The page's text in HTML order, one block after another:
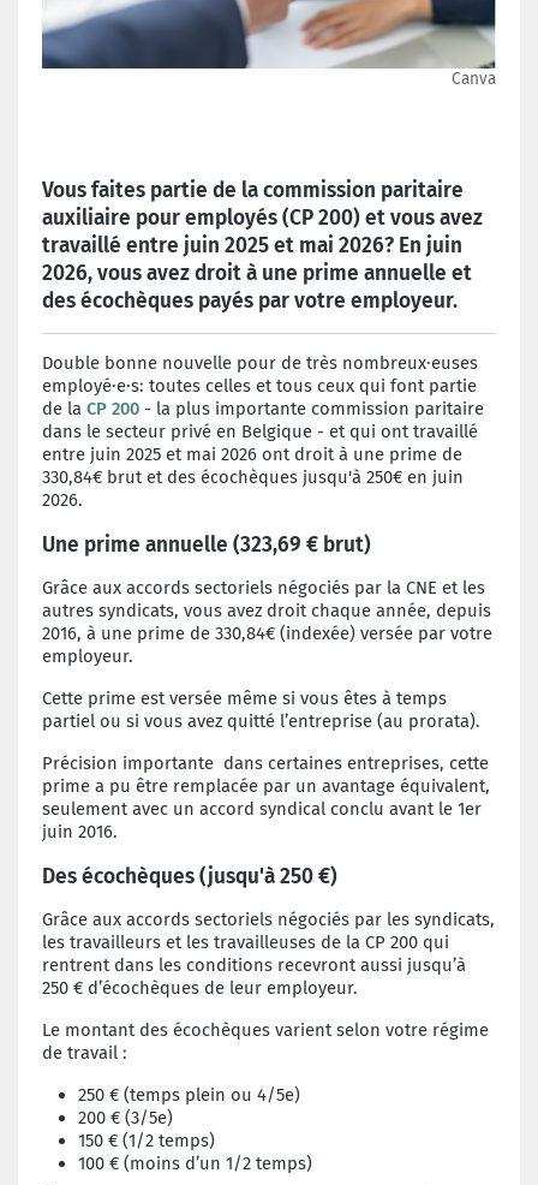
Canva
Vous faites partie de la commission paritaire
auxiliaire pour employés (CP 200) et vous avez
travaillé entre juin 2025 et mai 2026? En juin
2026, vous avez droit à une prime annuelle et
des écochèques payés par votre employeur.
Double bonne nouvelle pour de très nombreux·euses
employé·e·s: toutes celles et tous ceux qui font partie
de la CP 200 - la plus importante commission paritaire
dans le secteur privé en Belgique - et qui ont travaillé
entre juin 2025 et mai 2026 ont droit à une prime de
330,84€ brut et des écochèques jusqu'à 250€ en juin
2026.
Une prime annuelle (323,69 € brut)
Grâce aux accords sectoriels négociés par la CNE et les
autres syndicats, vous avez droit chaque année, depuis
2016, à une prime de 330,84€ (indexée) versée par votre
employeur.
Cette prime est versée même si vous êtes à temps
partiel ou si vous avez quitté l’entreprise (au prorata).
Précision importante dans certaines entreprises, cette
prime a pu être remplacée par un avantage équivalent,
seulement avec un accord syndical conclu avant le 1er
juin 2016.
Des écochèques (jusqu'à 250 €)
Grâce aux accords sectoriels négociés par les syndicats,
les travailleurs et les travailleuses de la CP 200 qui
rentrent dans les conditions recevront aussi jusqu’à
250 € d’écochèques de leur employeur.
Le montant des écochèques varient selon votre régime
de travail :
250 € (temps plein ou 4/5e)
200 € (3/5e)
150 € (1/2 temps)
100 € (moins d’un 1/2 temps)